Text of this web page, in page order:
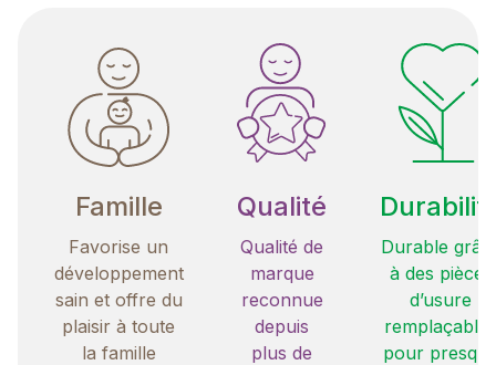
Famille
Favorise un
développement
sain et offre du
plaisir à toute
la famille
Qualité
Qualité de
marque
reconnue
depuis
plus de
Durable
à des pièces
d’usure
remplaçables
pour